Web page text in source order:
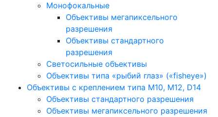
Монофокальные
Объективы мегапиксельного
разрешения
Объективы стандартного
разрешения
Светосильные объективы
Объективы типа «рыбий глаз» («fisheye»)
Объективы с креплением типа M10, M12, D14
Объективы стандартного разрешения
Объективы мегапиксельного разрешения